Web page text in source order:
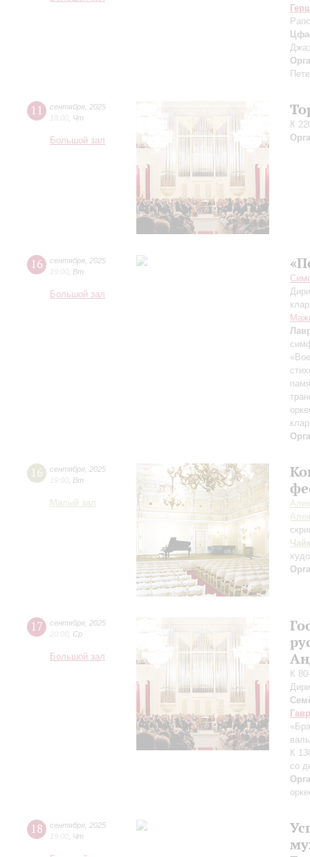
11 сентября 2025
18:00 Чт
Большой зал
К
16 сентября 2025
19:00 Вт
Большой зал
16 сентября 2025
19:00 Вт
Малый зал
17 сентября 2025
20:00 Ср
Большой зал
К
К
со
18 сентября 2025
19:00 Чт